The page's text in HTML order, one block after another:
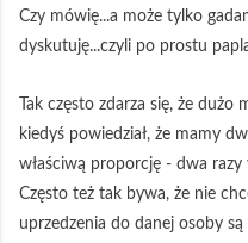
Czy mówię...a może tylko
dyskutuję...czyli po prostu
Tak często zdarza się, że dużo
kiedyś powiedział, że mamy
właściwą proporcję - dwa razy
Często też tak bywa, że nie
uprzedzenia do danej osoby